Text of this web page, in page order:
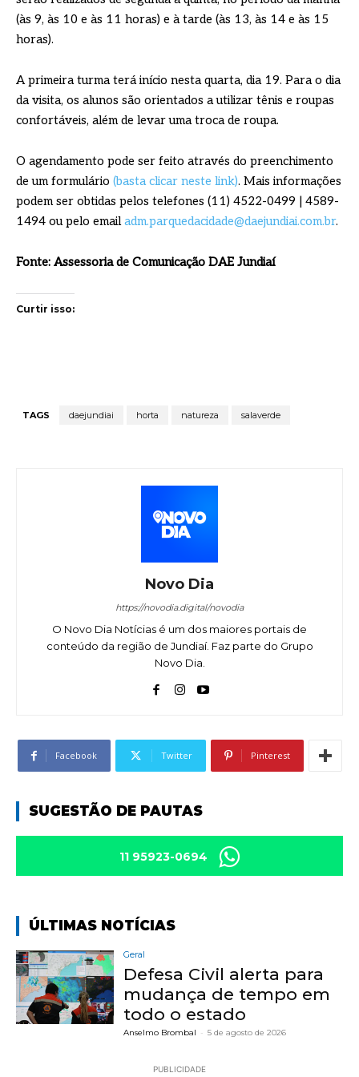
(às 9, às 10 e às 11 horas) e à tarde (às 13, às 14 e às 15
horas).
A primeira turma terá início nesta quarta, dia 19. Para o dia
da visita, os alunos são orientados a utilizar tênis e roupas
confortáveis, além de levar uma troca de roupa.
O agendamento pode ser feito através do preenchimento
de um formulário (basta clicar neste link). Mais informações
podem ser obtidas pelos telefones (11) 4522-0499 | 4589-
1494 ou pelo emailadm.parquedacidade@daejundiai.com.br.
Fonte: Assessoria de Comunicação DAE Jundiaí
Curtir isso:
TAGS daejundiai horta natureza salaverde
Novo Dia
https://novodia.digital/novodia
O Novo Dia Notícias é um dos maiores portais de
conteúdo da região de Jundiaí. Faz parte do Grupo
Novo Dia.
Facebook Twitter Pinterest
SUGESTÃO DE PAUTAS
11 95923-0694
ÚLTIMAS NOTÍCIAS
Geral
Defesa Civil alerta para
mudança de tempo em
todo o estado
Anselmo Brombal - 5 de agosto de 2026
PUBLICIDADE